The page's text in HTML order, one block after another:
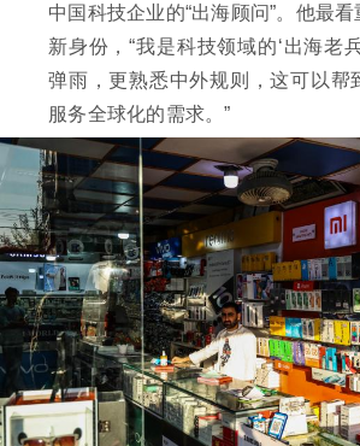
中国科技企业的“出海顾问”。他最
新身份，“我是科技领域的‘出海老
弹雨，更熟悉中外规则，这可以帮
服务全球化的需求。”